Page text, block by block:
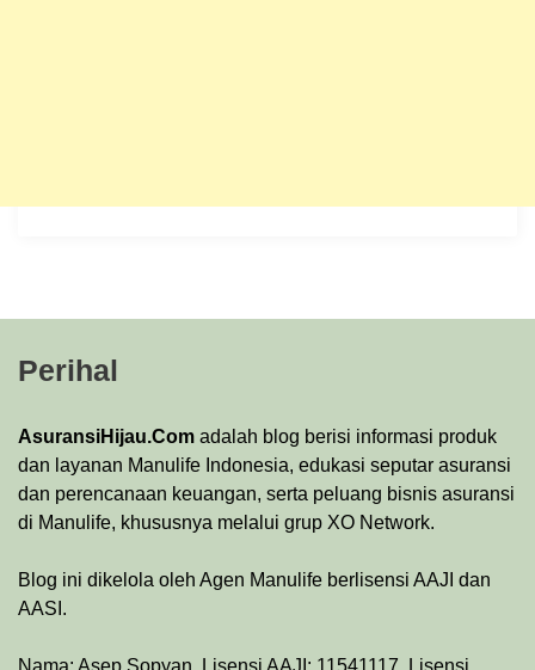
Perihal
AsuransiHijau.Com adalah blog berisi informasi produk
dan layanan Manulife Indonesia, edukasi seputar asuransi
dan perencanaan keuangan, serta peluang bisnis asuransi
di Manulife, khususnya melalui grup XO Network.
Blog ini dikelola oleh Agen Manulife berlisensi AAJI dan
AASI.
Nama: Asep Sopyan. Lisensi AAJI: 11541117. Lisensi